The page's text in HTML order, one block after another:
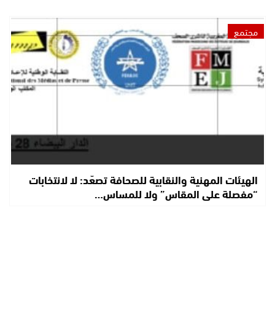
مجتمع
الهيئات المهنية والنقابية للصحافة تصعّد: لا لانتخابات
“مفصلة على المقاس” ولا للمساس…